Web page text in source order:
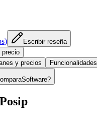
)
Escribir reseña
precio
y precios Funcionalidades
Posip